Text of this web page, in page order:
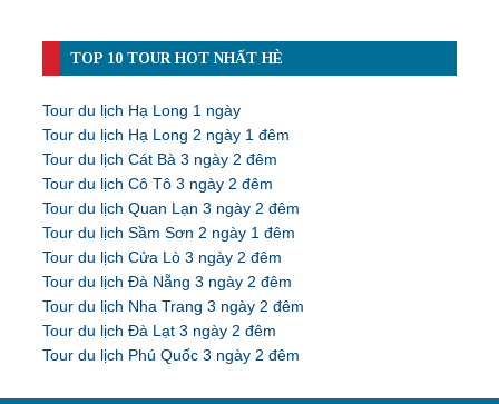
TOP 10 TOUR HOT NHẤT HÈ
Tour du lịch Hạ Long 1 ngày
Tour du lịch Hạ Long 2 ngày 1 đêm
Tour du lịch Cát Bà 3 ngày 2 đêm
Tour du lịch Cô Tô 3 ngày 2 đêm
Tour du lịch Quan Lạn 3 ngày 2 đêm
Tour du lịch Sầm Sơn 2 ngày 1 đêm
Tour du lịch Cửa Lò 3 ngày 2 đêm
Tour du lịch Đà Nẵng 3 ngày 2 đêm
Tour du lịch Nha Trang 3 ngày 2 đêm
Tour du lịch Đà Lạt 3 ngày 2 đêm
Tour du lịch Phú Quốc 3 ngày 2 đêm